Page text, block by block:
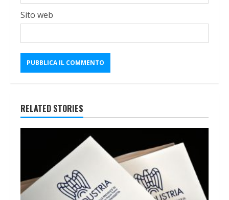
Sito web
RELATED STORIES